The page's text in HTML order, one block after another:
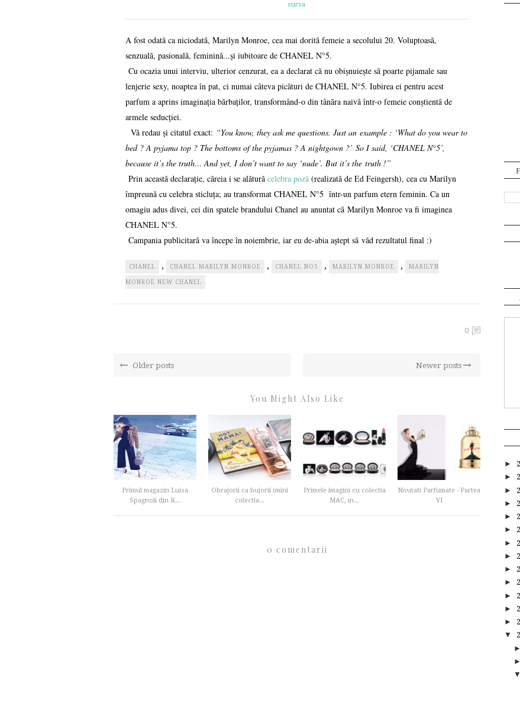
sursa
A fost odată ca niciodată, Marilyn Monroe, cea mai dorită femeie a secolului 20. Voluptoasă,
senzuală, pasională, feminină...și iubitoare de CHANEL N°5.
Cu ocazia unui interviu, ulterior cenzurat, ea a declarat că nu obișnuiește să poarte pijamale sau
lenjerie sexy, noaptea în pat, ci numai câteva picături de CHANEL N°5. Iubirea ei pentru acest
parfum a aprins imaginația bărbaților, transformând-o din tânăra naivă într-o femeie conștientă de
armele seducției.
Vă redau și citatul exact: “You know, they ask me questions. Just an example : ‘What do you wear to
bed ? A pyjama top ? The bottoms of the pyjamas ? A nightgown ?’ So I said, ‘CHANEL N°5’,
because it’s the truth… And yet, I don’t want to say ‘nude’. But it’s the truth !”
Prin această declarație, căreia i se alătură celebra poză (realizată de Ed Feingersh), cea cu Marilyn
împreună cu celebra sticluța; au transformat CHANEL N°5 într-un parfum etern feminin. Ca un
omagiu adus divei, cei din spatele brandului Chanel au anuntat că Marilyn Monroe va fi imaginea
CHANEL N°5.
Campania publicitară va începe în noiembrie, iar eu de-abia aștept să văd rezultatul final :)
CHANEL , CHANEL MARILYN MONROE , CHANEL NO5 , MARILYN MONROE , MARILYN
MONROE NEW CHANEL
0
Older posts Newer posts
You Might Also Like
Primul magazin Luisa
Spagnoli din R...
Obrajorii ca bujorii (mini
colectia...
Primele imagini cu colectia
MAC, in...
Noutati Parfumate - Partea
VI
0 comentarii
►
►
►
►
►
►
►
►
►
►
►
►
►
▼